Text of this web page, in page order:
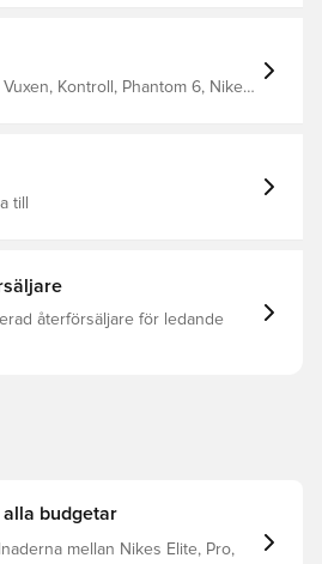
Kontroll, Phantom 6, Nike,
till
återförsäljare för ledande
budgetar
mellan Nikes Elite, Pro,